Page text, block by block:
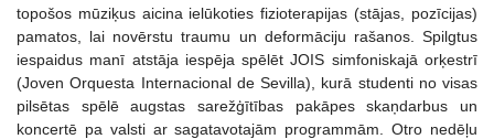
topošos mūziķus aicina ielūkoties fizioterapijas (stājas, pozīcijas)
pamatos, lai novērstu traumu un deformāciju rašanos. Spilgtus
iespaidus manī atstāja iespēja spēlēt JOIS simfoniskajā orķestrī
(Joven Orquesta Internacional de Sevilla), kurā studenti no visas
pilsētas spēlē augstas sarežģītības pakāpes skaņdarbus un
koncertē pa valsti ar sagatavotajām programmām. Otro nedēļu